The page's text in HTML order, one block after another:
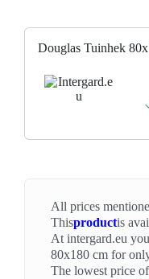
Douglas Tuinhek
All prices
Thisproductis
At intergard.eu
80x180 cm for
The lowest price